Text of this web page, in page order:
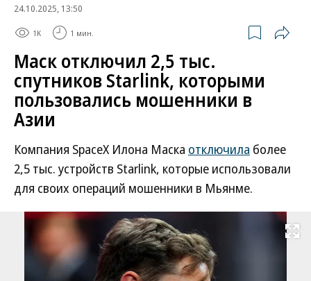
24.10.2025, 13:50
1K 1 мин.
Маск отключил 2,5 тыс.
спутников Starlink, которыми
пользовались мошенники в
Азии
Компания SpaceX Илона Маска отключила более
2,5 тыс. устройств Starlink, которые использовали
для своих операций мошенники в Мьянме.
Развернуть